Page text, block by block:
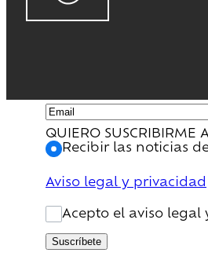
QUIERO SUSCRIBIRME
Recibir las noticias
Aviso legal y privacidad
Acepto el aviso
Suscríbete